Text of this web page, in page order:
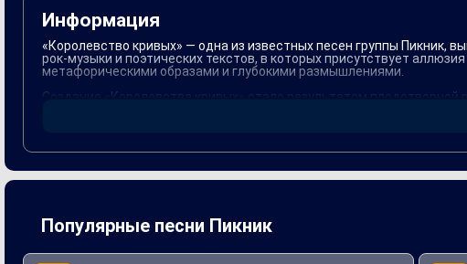
Информация
«Королевство кривых» — одна из известных песен группы Пикник,
рок-музыки и поэтических текстов, в которых присутствует
метафорическими образами и глубокими размышлениями.
Создание «Королевства кривых» стало результатом
наполняют слушателя атмосферой загадочности и
сюжет, в котором переплетаются реальность и фантазия,
Популярные песни Пикник